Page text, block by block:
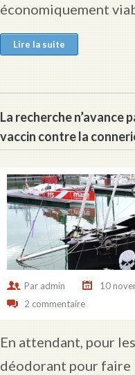
économiquement
Lire la suite
La recherche n’avance
vaccin contre la
Par admin 10
2 commentaire
En attendant, pour
déodorant pour faire